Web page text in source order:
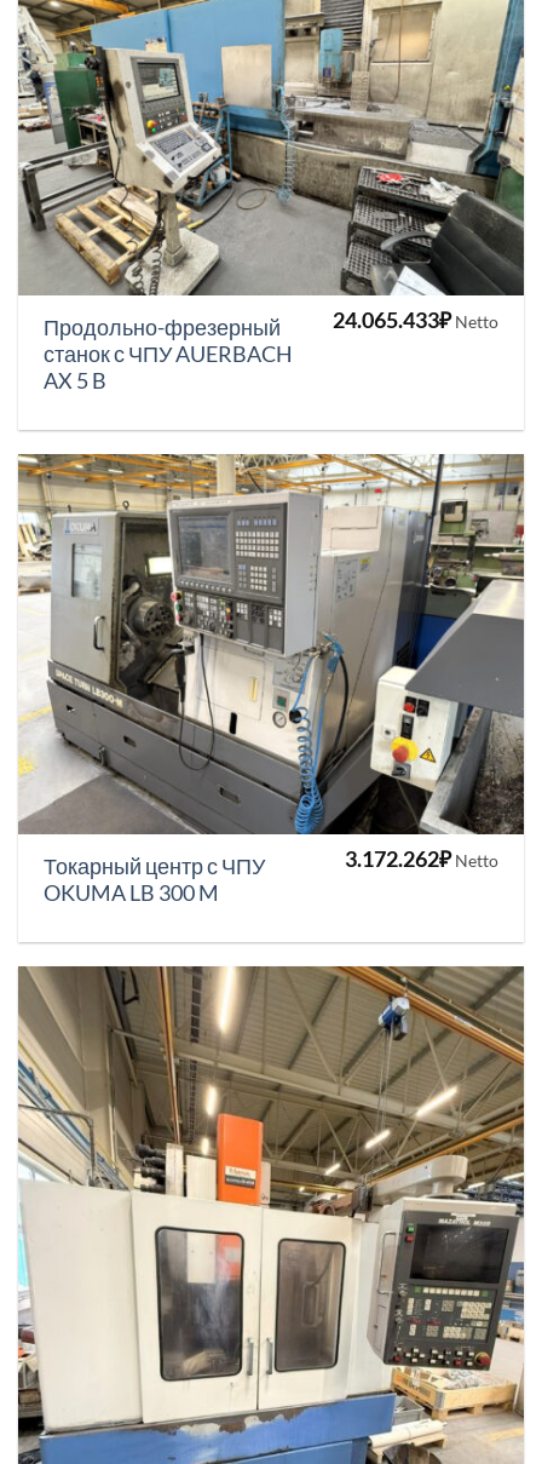
Продольно-фрезерный
станок с ЧПУ AUERBACH
AX 5 B
24.065.433₽ Netto
Токарный центр с ЧПУ
OKUMA LB 300 M
3.172.262₽ Netto